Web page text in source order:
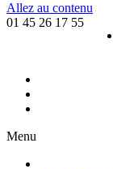
Allez au contenu
01 45 26 17 55
Menu